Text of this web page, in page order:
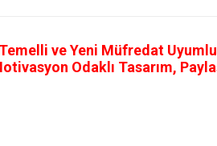
ve Yeni Müfredat
Odaklı Tasarım,